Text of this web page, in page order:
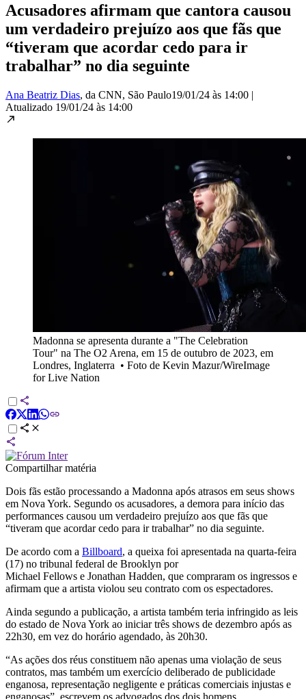
Acusadores afirmam que cantora causou
um verdadeiro prejuízo aos que fãs que
“tiveram que acordar cedo para ir
trabalhar” no dia seguinte
Ana Beatriz Dias, da CNN, São Paulo19/01/24 às 14:00 |
Atualizado 19/01/24 às 14:00
Madonna se apresenta durante a "The Celebration
Tour" na The O2 Arena, em 15 de outubro de 2023, em
Londres, Inglaterra • Foto de Kevin Mazur/WireImage
for Live Nation
Compartilhar matéria
Dois fãs estão processando a Madonna após atrasos em seus shows
em Nova York. Segundo os acusadores, a demora para início das
performances causou um verdadeiro prejuízo aos que fãs que
“tiveram que acordar cedo para ir trabalhar” no dia seguinte.
De acordo com a Billboard, a queixa foi apresentada na quarta-feira
(17) no tribunal federal de Brooklyn por
Michael Fellows e Jonathan Hadden, que compraram os ingressos e
afirmam que a artista violou seu contrato com os espectadores.
Ainda segundo a publicação, a artista também teria infringido as leis
do estado de Nova York ao iniciar três shows de dezembro após as
22h30, em vez do horário agendado, às 20h30.
“As ações dos réus constituem não apenas uma violação de seus
contratos, mas também um exercício deliberado de publicidade
enganosa, representação negligente e práticas comerciais injustas e
enganosas”, escrevem os advogados dos dois homens.